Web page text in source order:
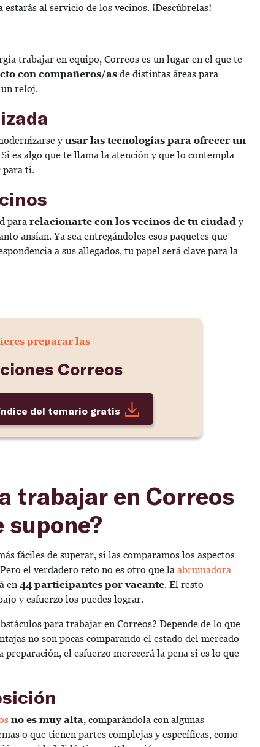
al servicio de los vecinos. ¡Descúbrelas!
trabajar en equipo, Correos es un lugar en el que te
con compañeros/as de distintas áreas para
reloj.
y usar las tecnologías para ofrecer un
es algo que te llama la atención y que lo contempla
para ti.
para relacionarte con los vecinos de tu ciudady
ansían. Ya sea entregándoles esos paquetes que
a sus allegados, tu papel será clave para la
preparar las
Correos
del temario gratis
trabajar en Correos
supone?
fáciles de superar, si las comparamos los aspectos
el verdadero reto no es otro que la abrumadora
en 44 participantes por vacante. El resto
y esfuerzo los puedes lograr.
para trabajar en Correos? Depende de lo que
no son pocas comparando el estado del mercado
preparación, el esfuerzo merecerá la pena si es lo que
no es muy alta, comparándola con algunas
o que tienen partes complejas y específicas, como